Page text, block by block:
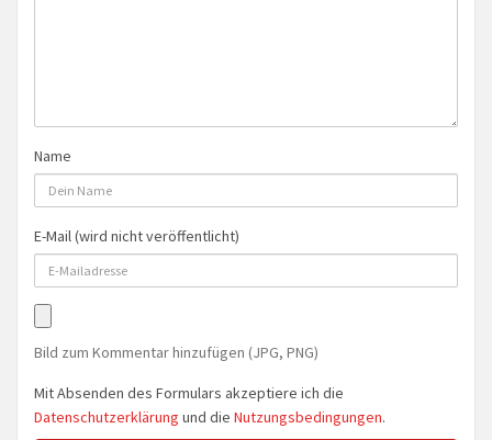
Name
E-Mail (wird nicht veröffentlicht)
Bild zum Kommentar hinzufügen (JPG, PNG)
Mit Absenden des Formulars akzeptiere ich die
Datenschutzerklärung und die Nutzungsbedingungen.